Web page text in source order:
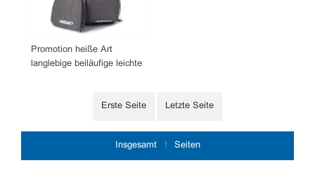
Promotion heiße Art
langlebige beiläufige leichte
Erste Seite
Letzte Seite
Insgesamt 1 Seiten